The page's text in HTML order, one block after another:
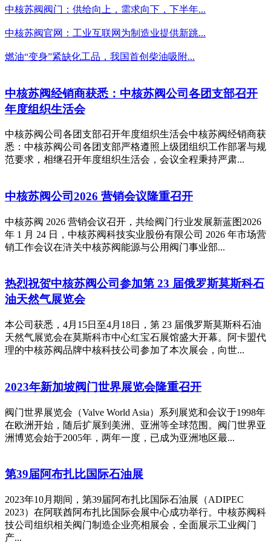
中核苏阀阀门：供给向上，需求向下，下半年...
中核苏阀官网：工业互联网为制造业提供新跳...
燃油“变身”紧缺化工品，我国首创柴油吸附...
中核苏阀经销商获悉：中核苏阀公司各团支部召开
年度组织生活会
中核苏阀公司各团支部召开年度组织生活会中核苏阀经销商获
悉：中核苏阀公司各团支部严格遵照上级团组织工作部署与规
范要求，相继召开年度组织生活会，会议全程秉持严肃...
中核苏阀公司2026 营销会议隆重召开
中核苏阀 2026 营销会议召开，共绘阀门行业发展新蓝图2026
年 1 月 24 日，中核苏阀科技实业股份有限公司 2026 年市场营
销工作会议在浒关中核苏阀能源与公用阀门事业部...
热烈祝贺中核苏阀公司参加第 23 届俄罗斯莫斯科石
油天然气展览会
本公司获悉，4月15日至4月18日，第 23 届俄罗斯莫斯科石油
天然气展览会在莫斯科市中心红宝石展馆盛大开幕。阿卡盟代
理的中核苏阀品牌中核科技公司参加了本次展会，向世...
2023年新加坡阀门世界展览会隆重召开
阀门世界展览会（Valve World Asia）系列展览和会议于1998年
在欧洲开始，随后扩展到美洲、亚洲等全球范围。阀门世界亚
洲博览会始于2005年，两年一度，已成为亚洲地区最...
第39届阿布扎比国际石油展
2023年10月期间，第39届阿布扎比国际石油展（ADIPEC
2023）在阿联酋阿布扎比国际会展中心成功举行。中核苏阀科
技公司组织相关阀门制造企业亮相展会，全面展示工业阀门
产...